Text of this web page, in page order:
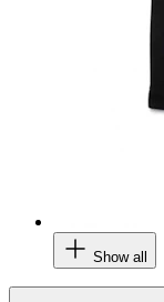
Show all